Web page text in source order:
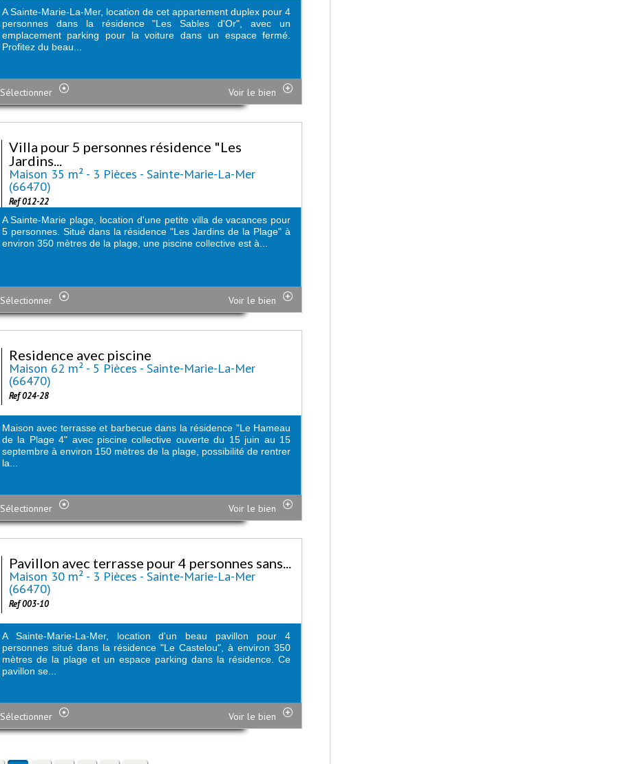
A Sainte-Marie-La-Mer, location de cet appartement duplex pour 4
personnes dans la résidence "Les Sables d'Or", avec un
emplacement parking pour la voiture dans un espace fermé.
Profitez du beau...
Sélectionner Voir le bien
Villa pour 5 personnes résidence "Les
Jardins...
Maison 35 m² - 3 Pièces - Sainte-Marie-La-Mer
(66470)
Ref 012-22
A Sainte-Marie plage, location d'une petite villa de vacances pour
5 personnes. Situé dans la résidence "Les Jardins de la Plage" à
environ 350 mètres de la plage, une piscine collective est à...
Sélectionner Voir le bien
Residence avec piscine
Maison 62 m² - 5 Pièces - Sainte-Marie-La-Mer
(66470)
Ref 024-28
Maison avec terrasse et barbecue dans la résidence "Le Hameau
de la Plage 4" avec piscine collective ouverte du 15 juin au 15
septembre à environ 150 mètres de la plage, possibilité de rentrer
la...
Sélectionner Voir le bien
Pavillon avec terrasse pour 4 personnes sans...
Maison 30 m² - 3 Pièces - Sainte-Marie-La-Mer
(66470)
Ref 003-10
A Sainte-Marie-La-Mer, location d'un beau pavillon pour 4
personnes situé dans la résidence "Le Castelou", à environ 350
mètres de la plage et un espace parking dans la résidence. Ce
pavillon se...
Sélectionner Voir le bien